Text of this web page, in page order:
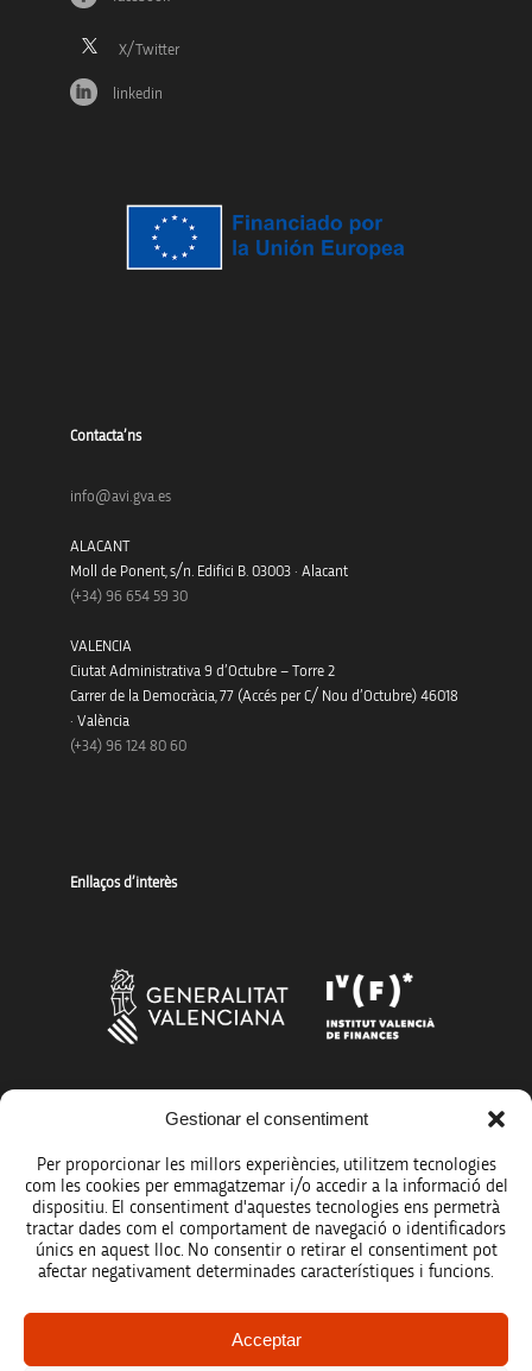
Gestionar el consentiment
Per proporcionar les millors experiències, utilitzem tecnologies
com les cookies per emmagatzemar i/o accedir a la informació del
dispositiu. El consentiment d'aquestes tecnologies ens permetrà
tractar dades com el comportament de navegació o identificadors
únics en aquest lloc. No consentir o retirar el consentiment pot
afectar negativament determinades característiques i funcions.
Acceptar
linkedin
Contacta’ns
info@avi.gva.es
ALACANT
Moll de Ponent, s/n. Edifici B. 03003 · Alacant
(+34) 96 654 59 30
VALENCIA
Ciutat Administrativa 9 d’Octubre – Torre 2
Carrer de la Democràcia, 77 (Accés per C/ Nou d’Octubre) 46018
· València
(+34) 96 124 80 60
Enllaços d’interès
Més organismes de suport a la innovació
Avís legal
Política de protecció de dades